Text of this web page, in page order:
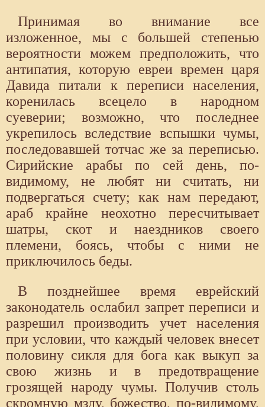
Принимая во внимание все
изложенное, мы с большей степенью
вероятности можем предположить, что
антипатия, которую евреи времен царя
Давида питали к переписи населения,
коренилась всецело в народном
суеверии; возможно, что последнее
укрепилось вследствие вспышки чумы,
последовавшей тотчас же за переписью.
Сирийские арабы по сей день, по-
видимому, не любят ни считать, ни
подвергаться счету; как нам передают,
араб крайне неохотно пересчитывает
шатры, скот и наездников своего
племени, боясь, чтобы с ними не
приключилось беды.
В позднейшее время еврейский
законодатель ослабил запрет переписи и
разрешил производить учет населения
при условии, что каждый человек внесет
половину сикля для бога как выкуп за
свою жизнь и в предотвращение
грозящей народу чумы. Получив столь
скромную мзду, божество, по-видимому,